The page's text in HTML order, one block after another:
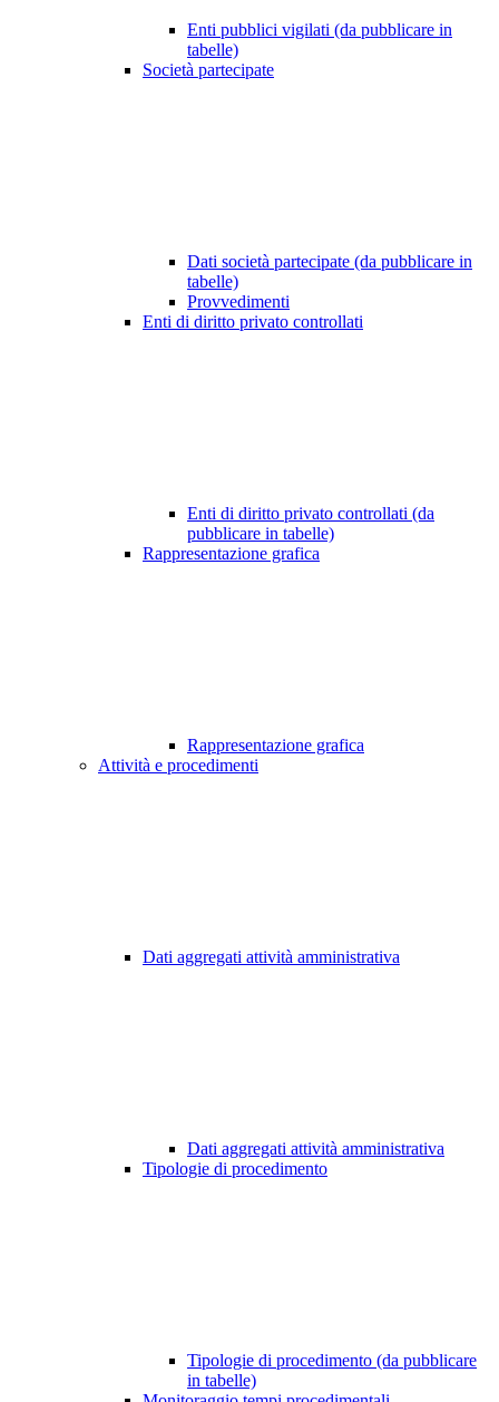
Enti pubblici vigilati (da pubblicare in
tabelle)
Società partecipate
Dati società partecipate (da pubblicare in
tabelle)
Provvedimenti
Enti di diritto privato controllati
Enti di diritto privato controllati (da
pubblicare in tabelle)
Rappresentazione grafica
Rappresentazione grafica
Attività e procedimenti
Dati aggregati attività amministrativa
Dati aggregati attività amministrativa
Tipologie di procedimento
Tipologie di procedimento (da pubblicare
in tabelle)